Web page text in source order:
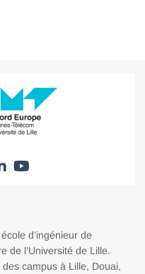
d’ingénieur de
de l’Université de Lille.
campus à Lille, Douai,